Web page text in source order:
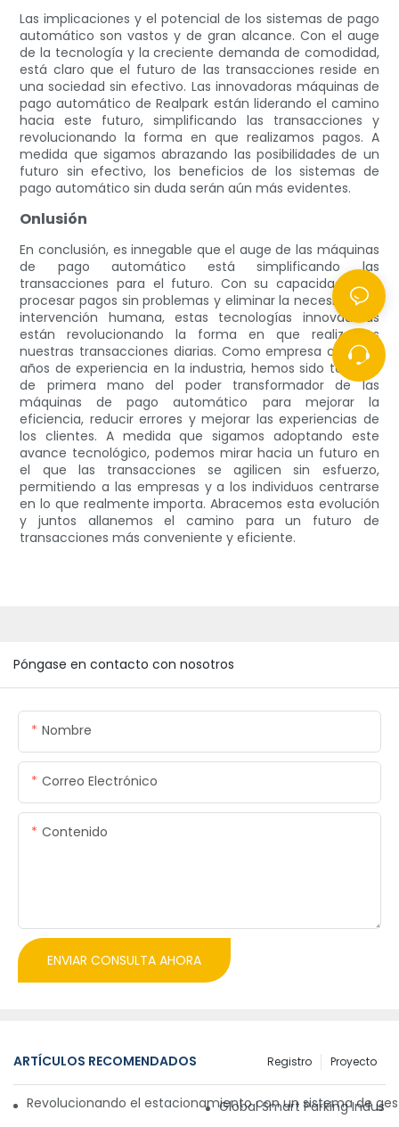
Las implicaciones y el potencial de los sistemas de pago
automático son vastos y de gran alcance. Con el auge
de la tecnología y la creciente demanda de comodidad,
está claro que el futuro de las transacciones reside en
una sociedad sin efectivo. Las innovadoras máquinas de
pago automático de Realpark están liderando el camino
hacia este futuro, simplificando las transacciones y
revolucionando la forma en que realizamos pagos. A
medida que sigamos abrazando las posibilidades de un
futuro sin efectivo, los beneficios de los sistemas de
pago automático sin duda serán aún más evidentes.
Onlusión
En conclusión, es innegable que el auge de las máquinas
de pago automático está simplificando las
transacciones para el futuro. Con su capacidad para
procesar pagos sin problemas y eliminar la necesidad de
intervención humana, estas tecnologías innovadoras
están revolucionando la forma en que realizamos
nuestras transacciones diarias. Como empresa con seis
años de experiencia en la industria, hemos sido testigos
de primera mano del poder transformador de las
máquinas de pago automático para mejorar la
eficiencia, reducir errores y mejorar las experiencias de
los clientes. A medida que sigamos adoptando este
avance tecnológico, podemos mirar hacia un futuro en
el que las transacciones se agilicen sin esfuerzo,
permitiendo a las empresas y a los individuos centrarse
en lo que realmente importa. Abracemos esta evolución
y juntos allanemos el camino para un futuro de
transacciones más conveniente y eficiente.
Póngase en contacto con nosotros
Nombre
Correo Electrónico
Contenido
ENVIAR CONSULTA AHORA
ARTÍCULOS RECOMENDADOS Proyecto
Registro
Revolucionando el estacionamiento con un sistema de
Global Smart Parking